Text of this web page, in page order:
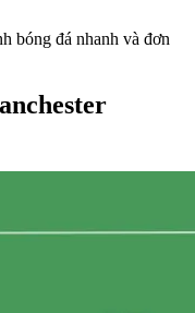
bóng đá nhanh và đơn